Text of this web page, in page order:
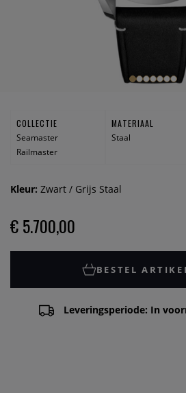
COLLECTIE
Seamaster
Railmaster
MATERIAAL
Staal
Kleur: Zwart / Grijs Staal
€ 5.700,00
BESTEL
Leveringsperiode: In